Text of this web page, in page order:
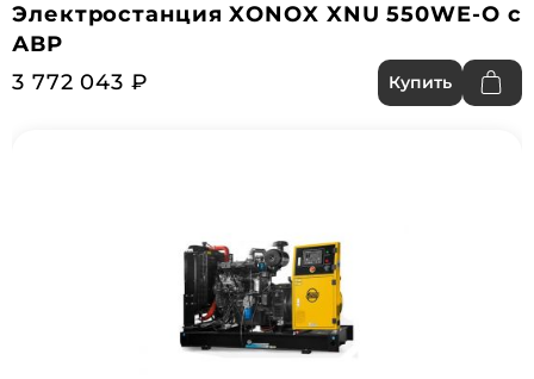
Электростанция XONOX XNU 550WE-O с
АВР
3 772 043 ₽
Купить